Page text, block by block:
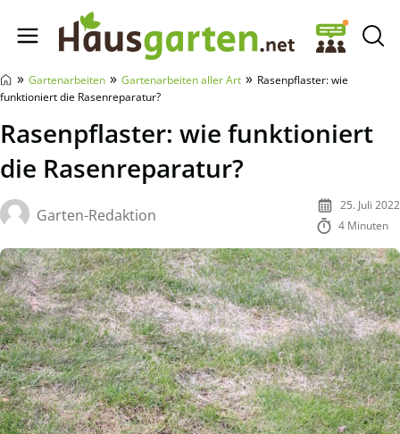
Hausgarten.net
» Gartenarbeiten » Gartenarbeiten aller Art » Rasenpflaster: wie
funktioniert die Rasenreparatur?
Rasenpflaster: wie funktioniert
die Rasenreparatur?
Garten-Redaktion
25. Juli 2022
4 Minuten